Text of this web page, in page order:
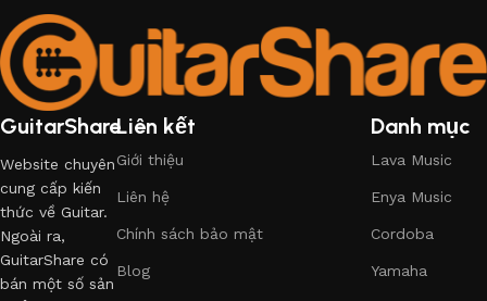
GuitarShare
Website chuyên
cung cấp kiến
thức về Guitar.
Ngoài ra,
GuitarShare có
bán một số sản
Liên kết
Giới thiệu
Liên hệ
Chính sách bảo mật
Blog
Danh mục
Lava Music
Enya Music
Cordoba
Yamaha